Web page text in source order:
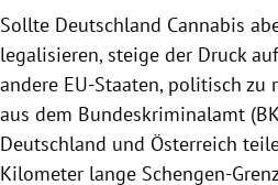
Sollte Deutschland Cannabis
legalisieren, steige der Druck
andere EU-Staaten, politisch zu
aus dem Bundeskriminalamt
Deutschland und Österreich
Kilometer lange Schengen-